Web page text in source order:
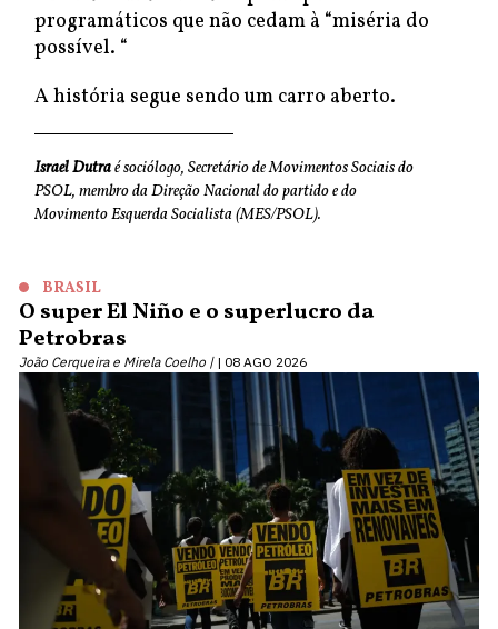
programáticos que não cedam à “miséria do
possível. “
A história segue sendo um carro aberto.
Israel Dutraé sociólogo, Secretário de Movimentos Sociais do
PSOL, membro da Direção Nacional do partido e do
Movimento Esquerda Socialista (MES/PSOL).
BRASIL
O super El Niño e o superlucro da
Petrobras
João Cerqueira e Mirela Coelho | 08 AGO 2026